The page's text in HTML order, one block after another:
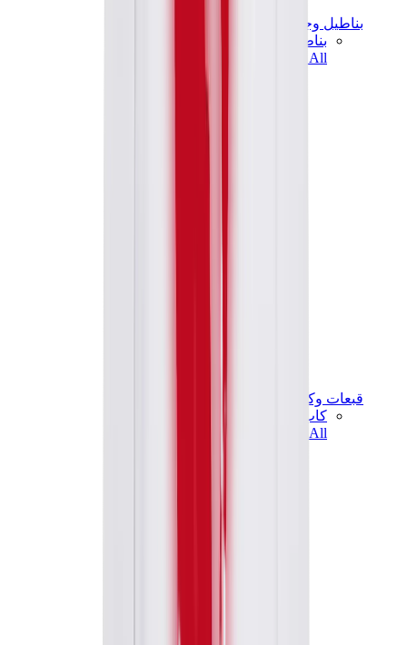
بناطيل وجوغرز وشورتات
بناطيل كروم هارتس
View All
قبعات وكاب
كاب كروم هارتس
View All
قبعات وكاب